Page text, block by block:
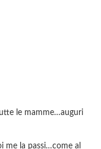
le mamme…auguri
me la passi…come al